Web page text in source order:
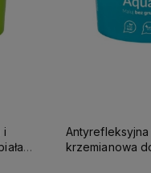
i
krzemianowa